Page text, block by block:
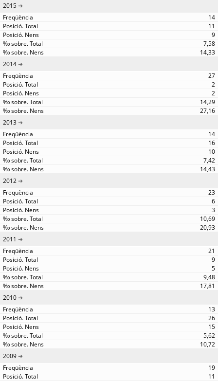
2015
14
11
9
7,58
14,33
2014
27
2
2
14,29
27,16
2013
14
16
10
7,42
14,43
2012
23
6
3
10,69
20,93
2011
21
9
5
9,48
17,81
2010
13
26
15
5,62
10,72
2009
19
11